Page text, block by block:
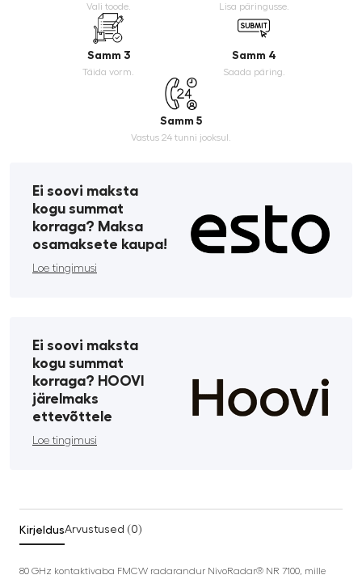
Vali toode. Lisa päringusse.
Samm 3
Täida vorm.
Samm 4
Saada päring.
Samm 5
Vastus 24 tunni jooksul.
Ei soovi maksta
kogu summat
korraga? Maksa
osamaksete kaupa!
Loe tingimusi
Ei soovi maksta
kogu summat
korraga? HOOVI
järelmaks
ettevõttele
Loe tingimusi
KirjeldusArvustused (0)
80 GHz kontaktivaba FMCW radarandur NivoRadar® NR 7100, mille